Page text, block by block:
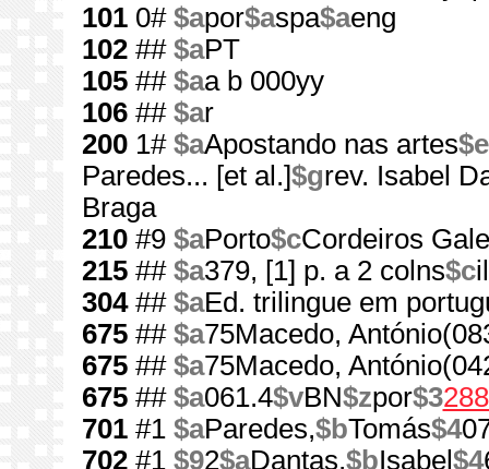
1010# $apor$aspa$aeng
102## $aPT
105## $aa b 000yy
106## $ar
2001# $aApostando nas artes$e
Paredes... [et al.]$grev. Isabel
Braga
210#9 $aPorto$cCordeiros
215## $a379, [1] p. a 2 colns$c
304## $aEd. trilingue em
675## $a75Macedo,
675## $a75Macedo,
675## $a061.4$vBN$zpor$3
701#1 $aParedes,$bTomás$4
702#1 $92$aDantas,$bIsabel $4